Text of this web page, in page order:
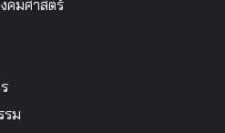
คมศาสตร์
รม